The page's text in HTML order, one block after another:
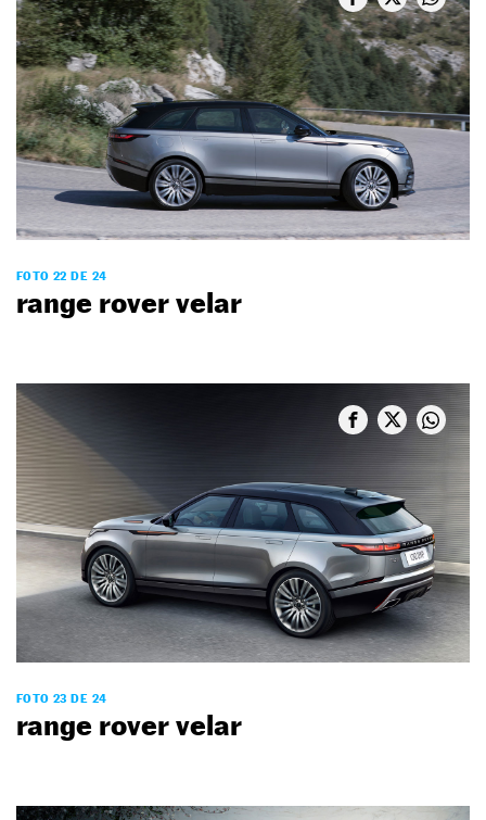
FOTO 22 DE 24
range rover velar
FOTO 23 DE 24
range rover velar